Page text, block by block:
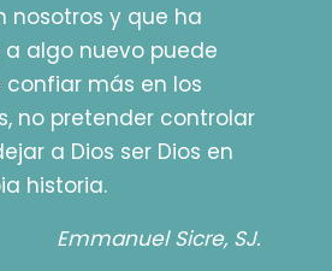
nosotros y que ha
algo nuevo puede
más en los
no pretender controlar
a Dios ser Dios en
historia.
Emmanuel Sicre, SJ.